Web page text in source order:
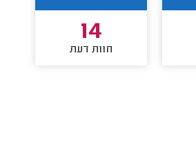
14
חוות דעת